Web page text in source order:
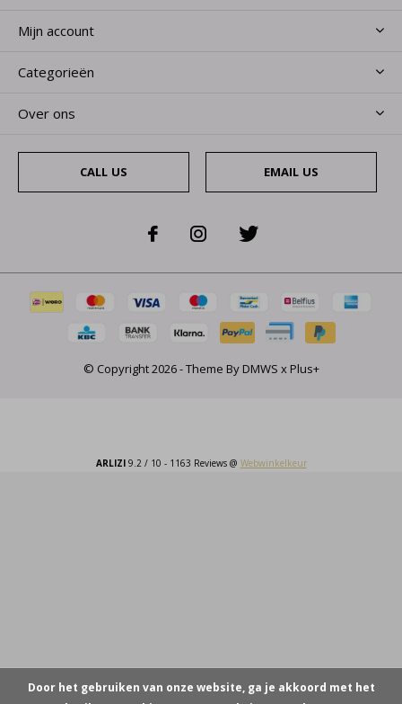
Mijn account
Categorieën
Over ons
CALL US EMAIL US
© Copyright2026- Theme ByDMWS xPlus+
ARLIZI9.2/ 10 - 1163 Reviews @ Webwinkelkeur
Door het gebruiken van onze website, ga je akkoord met het